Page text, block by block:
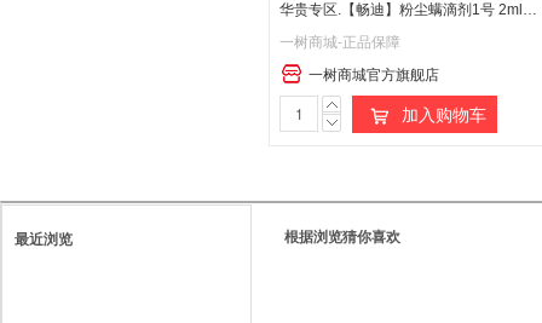
一树商城-正品保障
一树商城官方旗舰店
加入购物车
最近浏览 根据浏览猜你喜欢